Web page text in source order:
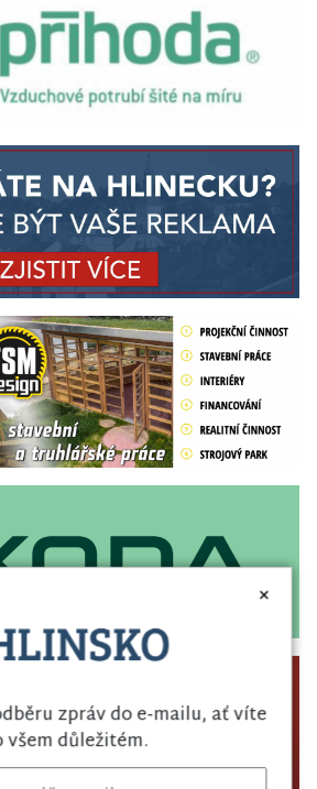
×
zpráv do e-mailu, ať víte
všem důležitém.